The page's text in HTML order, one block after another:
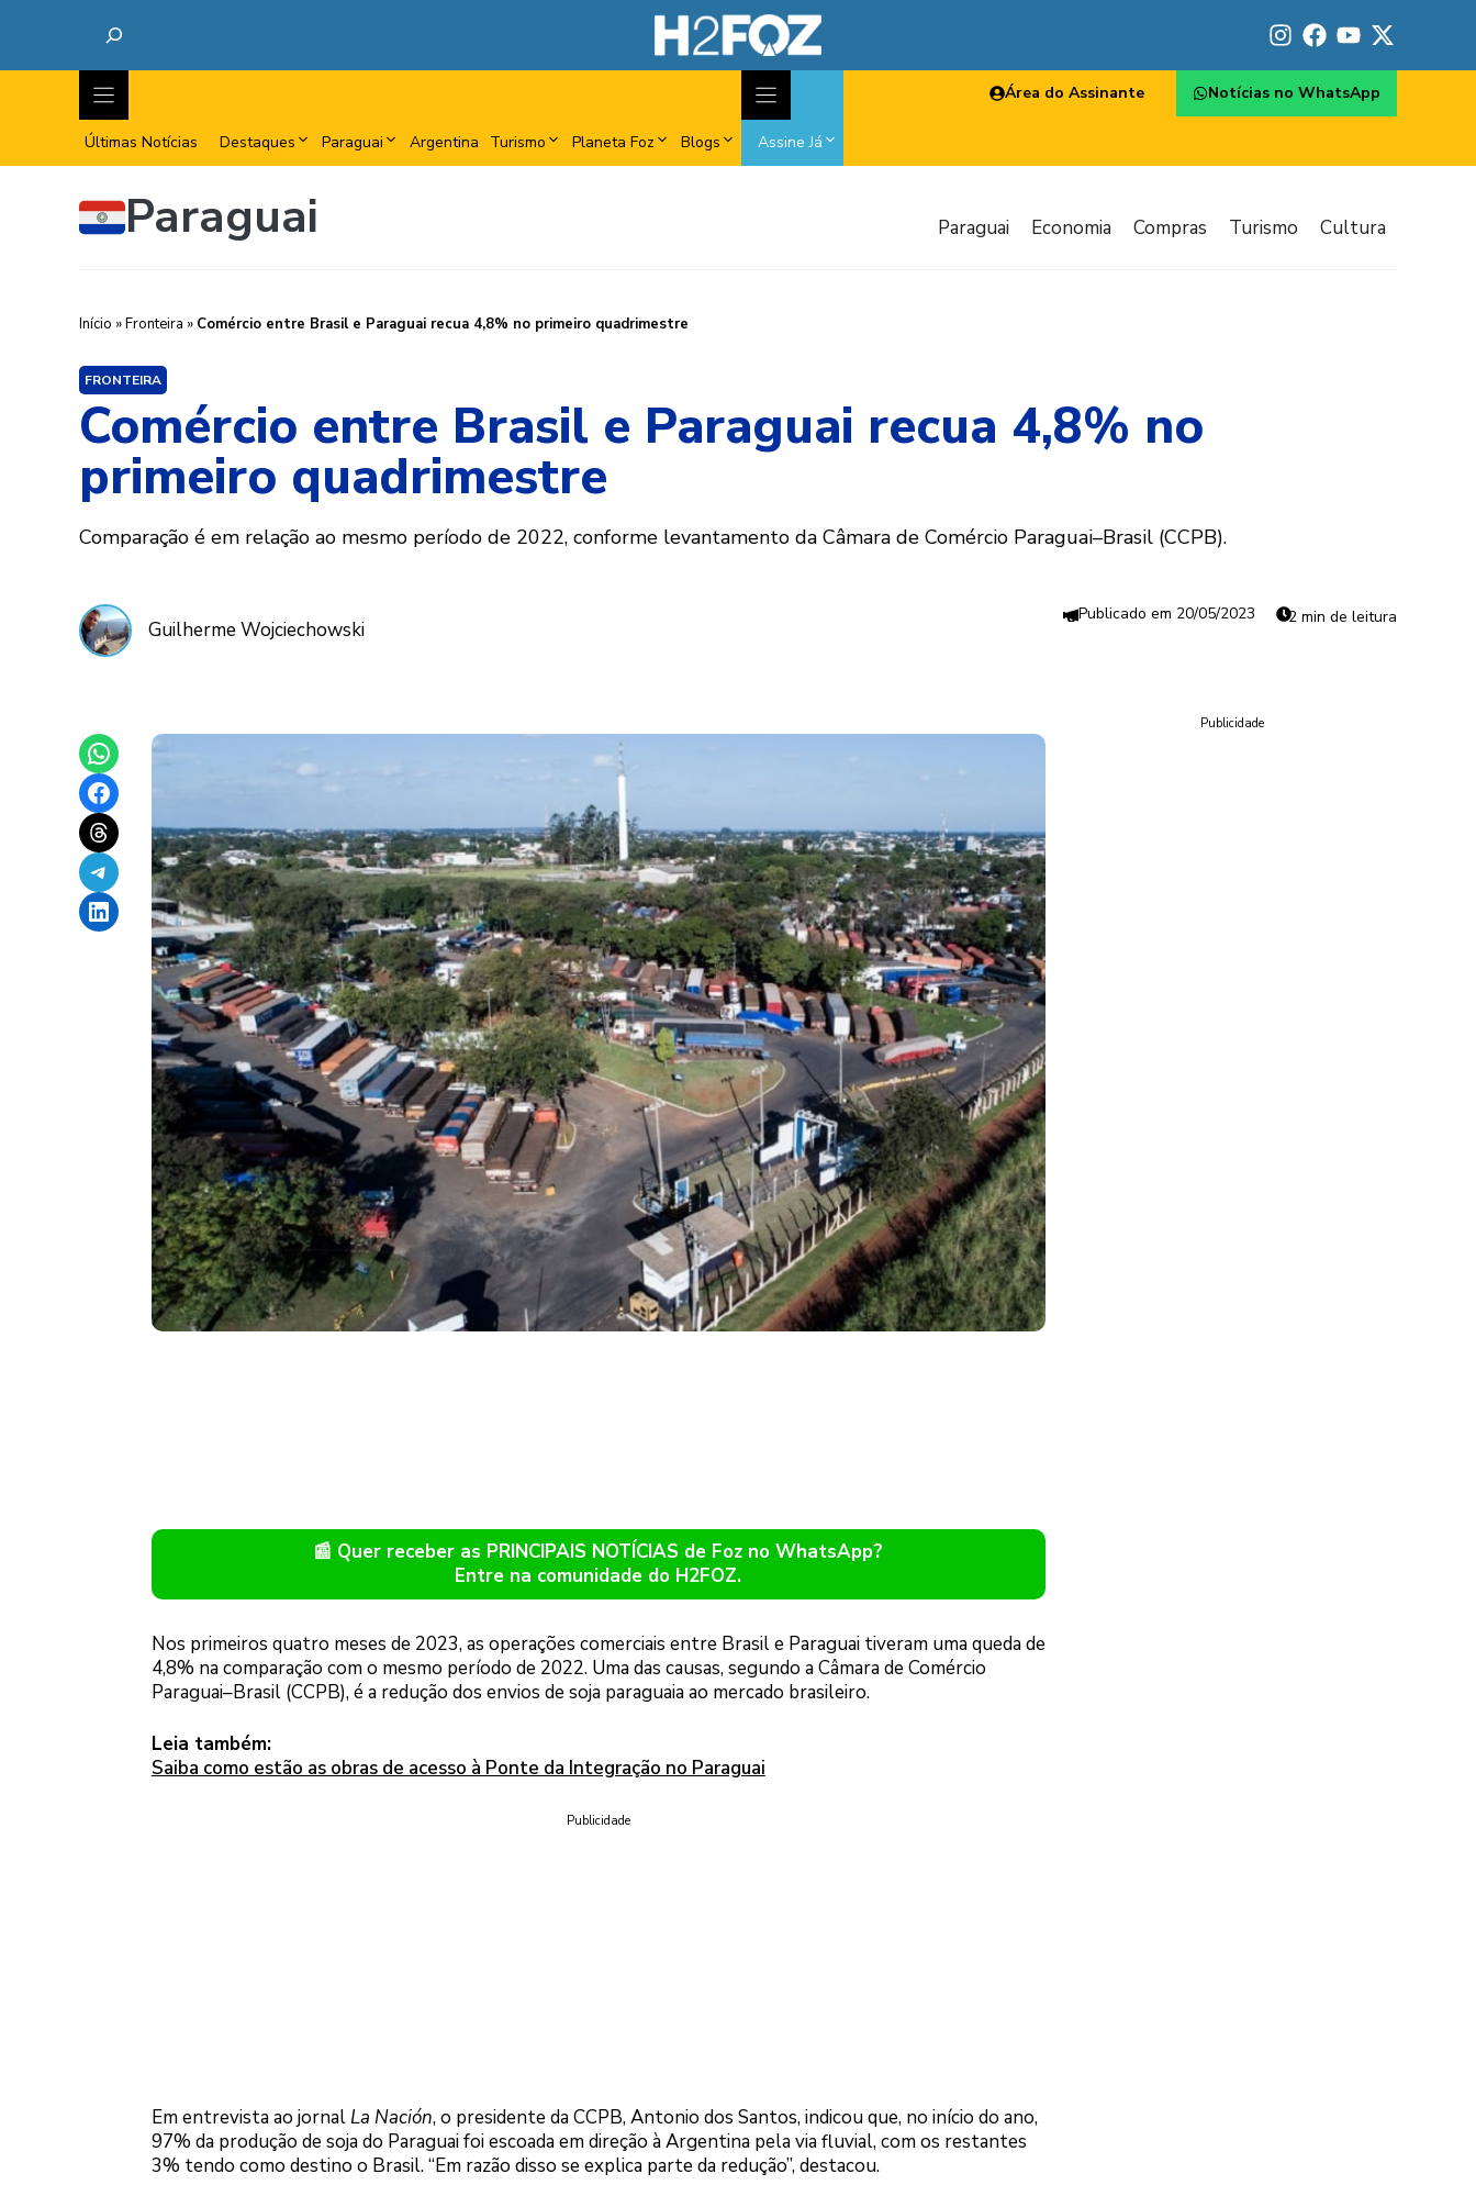
Últimas Notícias Destaques Paraguai Argentina Turismo Planeta Foz Blogs Assine Já
Área do Assinante Notícias no WhatsApp
Paraguai Paraguai Economia Compras Turismo Cultura
Início »Fronteira » Comércio entre Brasil e Paraguai recua 4,8% no primeiro quadrimestre
FRONTEIRA
Comércio entre Brasil e Paraguai recua 4,8% no
primeiro quadrimestre
Comparação é em relação ao mesmo período de 2022, conforme levantamento da Câmara de Comércio Paraguai–Brasil (CCPB).
Guilherme Wojciechowski
20/05/2023 2 min de leitura
Share on WhatsApp
Share on Facebook
Share on Threads
Share on Telegram
Share on LinkedIn
📰 Quer receber as PRINCIPAIS NOTÍCIAS de Foz no WhatsApp?
Entre na comunidade do H2FOZ.
Nos primeiros quatro meses de 2023, as operações comerciais entre Brasil e Paraguai tiveram uma queda de
4,8% na comparação com o mesmo período de 2022. Uma das causas, segundo a Câmara de Comércio
Paraguai–Brasil (CCPB), é a redução dos envios de soja paraguaia ao mercado brasileiro.
Leia também:
Saiba como estão as obras de acesso à Ponte da Integração no Paraguai
Publicidade
Em entrevista ao jornalLa Nación, o presidente da CCPB, Antonio dos Santos, indicou que, no início do ano,
97% da produção de soja do Paraguai foi escoada em direção à Argentina pela via fluvial, com os restantes
3% tendo como destino o Brasil. “Em razão disso se explica parte da redução”, destacou.
Publicidade